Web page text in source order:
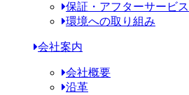
保証・アフターサービス
環境への取り組み
会社案内
会社概要
沿革